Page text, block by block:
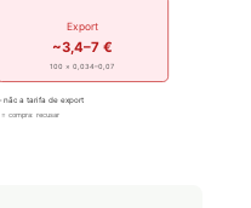
Export
~3,4–7 €
100 × 0,034–0,07
a tarifa de export
compra: recusar